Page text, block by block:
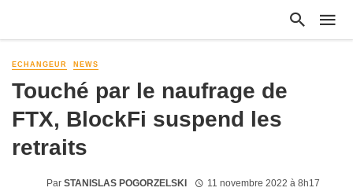
ECHANGEUR NEWS
Touché par le naufrage de
FTX, BlockFi suspend les
retraits
Par STANISLAS POGORZELSKI 11 novembre 2022 à 8h17